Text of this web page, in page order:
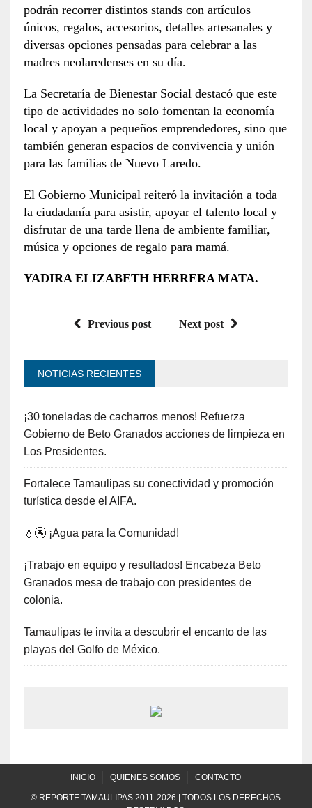
podrán recorrer distintos stands con artículos
únicos, regalos, accesorios, detalles artesanales y
diversas opciones pensadas para celebrar a las
madres neolaredenses en su día.
La Secretaría de Bienestar Social destacó que este
tipo de actividades no solo fomentan la economía
local y apoyan a pequeños emprendedores, sino que
también generan espacios de convivencia y unión
para las familias de Nuevo Laredo.
El Gobierno Municipal reiteró la invitación a toda
la ciudadanía para asistir, apoyar el talento local y
disfrutar de una tarde llena de ambiente familiar,
música y opciones de regalo para mamá.
YADIRA ELIZABETH HERRERA MATA.
Previous post Next post
NOTICIAS RECIENTES
¡30 toneladas de cacharros menos! Refuerza
Gobierno de Beto Granados acciones de limpieza en
Los Presidentes.
Fortalece Tamaulipas su conectividad y promoción
turística desde el AIFA.
💧🚰 ¡Agua para la Comunidad!
¡Trabajo en equipo y resultados! Encabeza Beto
Granados mesa de trabajo con presidentes de
colonia.
Tamaulipas te invita a descubrir el encanto de las
playas del Golfo de México.
INICIO QUIENES SOMOS CONTACTO
© REPORTE TAMAULIPAS 2011-2026 | TODOS LOS DERECHOS